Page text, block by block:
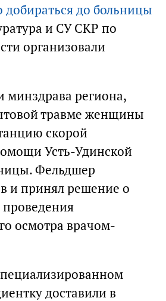
добираться до больницы
и СУ СКР по
организовали
региона,
травме женщины
скорой
Усть-Удинской
Фельдшер
и принял решение о
осмотра врачом-
доставили в